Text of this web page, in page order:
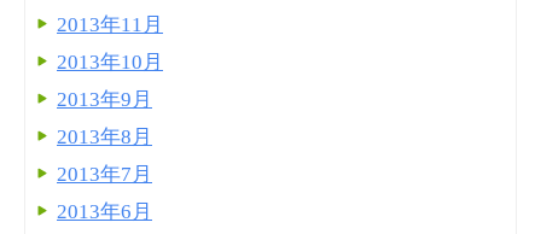
2013年11月
2013年10月
2013年9月
2013年8月
2013年7月
2013年6月